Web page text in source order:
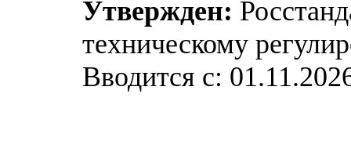
Утвержден:
техническому
Вводится с: